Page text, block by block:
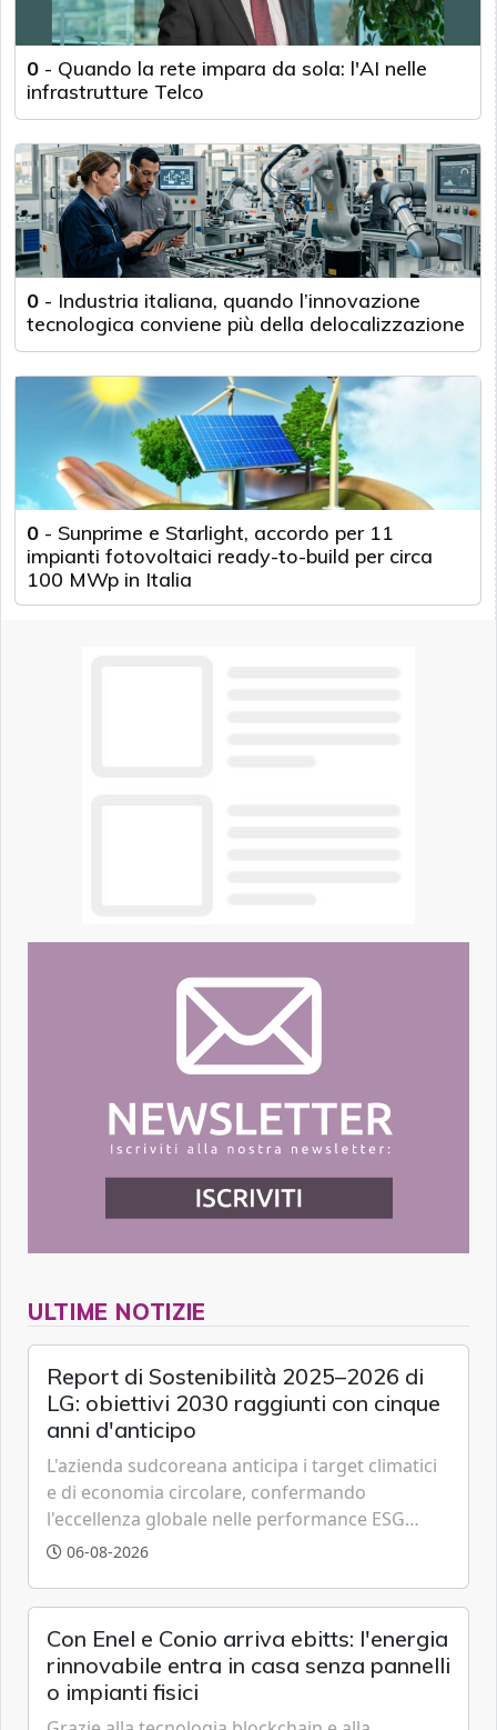
0 - Quando la rete impara da sola: l'AI nelle
infrastrutture Telco
0 - Industria italiana, quando l’innovazione
tecnologica conviene più della delocalizzazione
0 - Sunprime e Starlight, accordo per 11
impianti fotovoltaici ready-to-build per circa
100 MWp in Italia
ULTIME NOTIZIE
Report di Sostenibilità 2025–2026 di
LG: obiettivi 2030 raggiunti con cinque
anni d'anticipo
L'azienda sudcoreana anticipa i target climatici
e di economia circolare, confermando
l'eccellenza globale nelle performance ESG
grazie a innovazione, accessibilità e governance
06-08-2026
Con Enel e Conio arriva ebitts: l'energia
rinnovabile entra in casa senza pannelli
o impianti fisici